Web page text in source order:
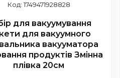
1749471928828
для вакуумування
для вакуумного
вакууматора
продуктів Змінна
плівка 20см